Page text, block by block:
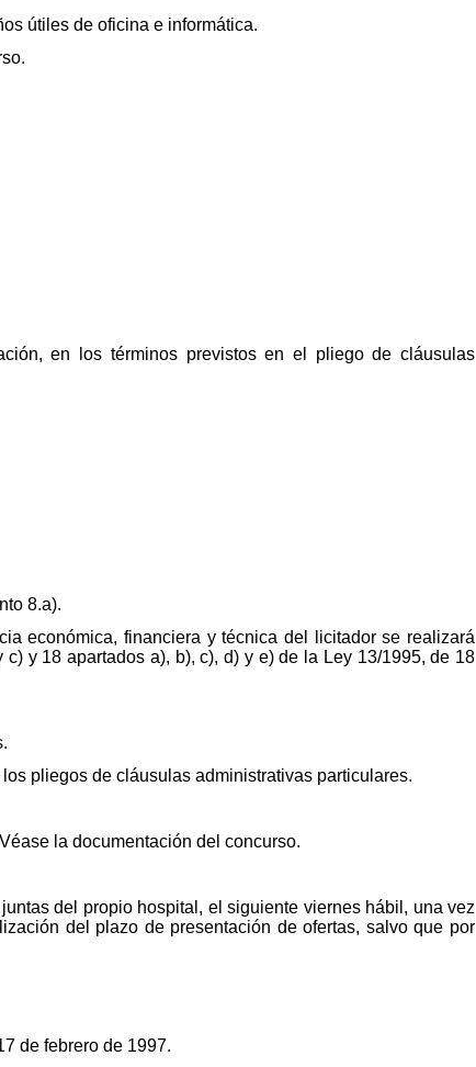
útiles de oficina e informática.
en los términos previstos en el pliego de cláusulas
8.a).
económica, financiera y técnica del licitador se realizará
y 18 apartados a), b), c), d) y e) de la Ley 13/1995, de 18
pliegos de cláusulas administrativas particulares.
la documentación del concurso.
del propio hospital, el siguiente viernes hábil, una vez
del plazo de presentación de ofertas, salvo que por
de febrero de 1997.